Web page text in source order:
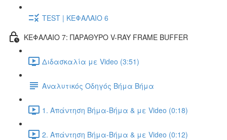
TEST | ΚΕΦΑΛΑΙΟ 6
ΚΕΦΑΛΑΙΟ 7: ΠΑΡΑΘΥΡΟ V-RAY FRAME BUFFER
Διδασκαλία με Video (3:51)
Αναλυτικός Οδηγός Βήμα Βήμα
1. Απάντηση Βήμα-Βήμα & με Video (0:18)
2. Απάντηση Βήμα-Βήμα & με Video (0:12)